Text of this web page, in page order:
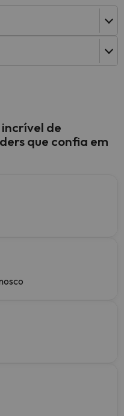
de
que confia em